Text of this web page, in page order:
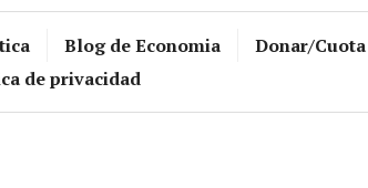
Blog de Economia Donar/
de privacidad